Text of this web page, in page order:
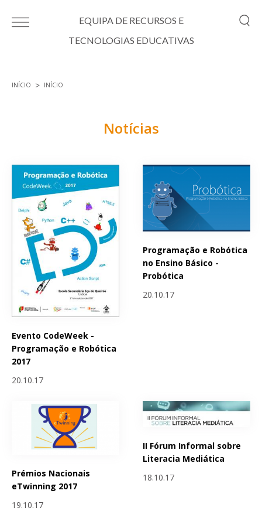
EQUIPA DE RECURSOS E
TECNOLOGIAS EDUCATIVAS
INÍCIO INÍCIO
Notícias
Evento CodeWeek -
Programação e Robótica
2017
20.10.17
Programação e Robótica
no Ensino Básico -
Probótica
20.10.17
Prémios Nacionais
eTwinning 2017
19.10.17
II Fórum Informal sobre
Literacia Mediática
18.10.17
Páginas